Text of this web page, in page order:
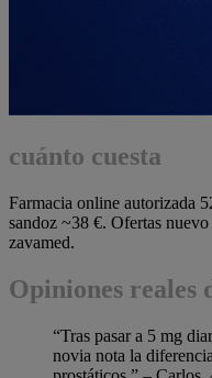
cuánto cuesta
Farmacia online autorizada
sandoz ~38 €. Ofertas
zavamed.
Opiniones reales
“Tras pasar a 5 mg
novia nota la